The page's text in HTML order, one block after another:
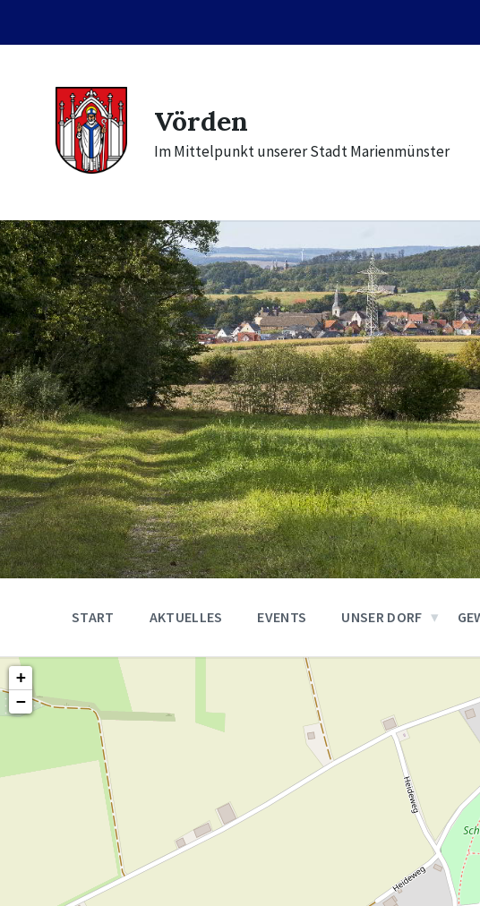
content
main
footer
Vörden
Im Mittelpunkt unserer Stadt Marienmünster
START AKTUELLES EVENTS UNSER DORF
+
−